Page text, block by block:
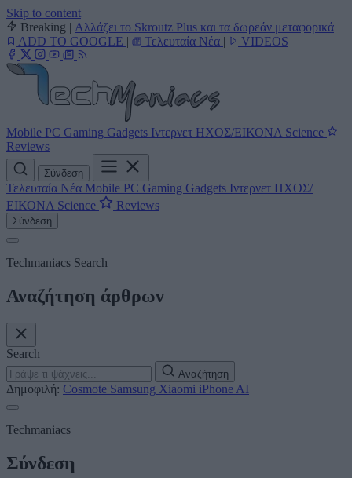
Skip to content
Breaking | Αλλάζει το Skroutz Plus και τα δωρεάν μεταφορικά
ADD TO GOOGLE | Τελευταία Νέα | VIDEOS
Mobile PC Gaming Gadgets Ιντερνετ ΗΧΟΣ/ΕΙΚΟΝΑ Science
Reviews
Σύνδεση
Τελευταία Νέα Mobile PC Gaming Gadgets Ιντερνετ ΗΧΟΣ/
ΕΙΚΟΝΑ Science Reviews
Σύνδεση
Techmaniacs Search
Αναζήτηση άρθρων
Search
Αναζήτηση
Δημοφιλή: Cosmote Samsung Xiaomi iPhone AI
Techmaniacs
Σύνδεση